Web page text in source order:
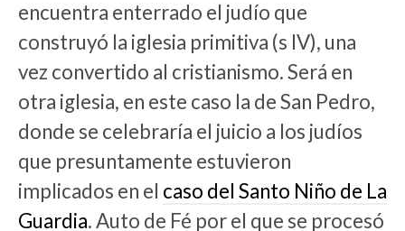
encuentra enterrado el judío que
construyó la iglesia primitiva (s IV), una
vez convertido al cristianismo. Será en
otra iglesia, en este caso la de San Pedro,
donde se celebraría el juicio a los judíos
que presuntamente estuvieron
implicados en el caso del Santo Niño de La
Guardia. Auto de Fé por el que se procesó